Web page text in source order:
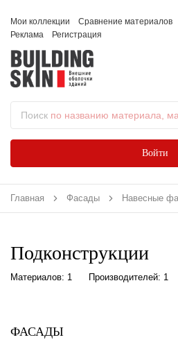
Мои коллекции Сравнение материалов
Реклама
Регистрация
Поиск по названию материала,
Войти
Главная Фасады Навесные
Подконструкции
Материалов: 1 Производителей: 1
ФАСАДЫ